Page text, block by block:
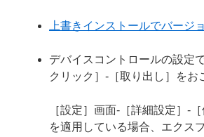
上書きインストールでバージ
デバイスコントロールの設定
クリック］-［取り出し］をお
［設定］画面-［詳細設定］-
を適用している場合、エクス